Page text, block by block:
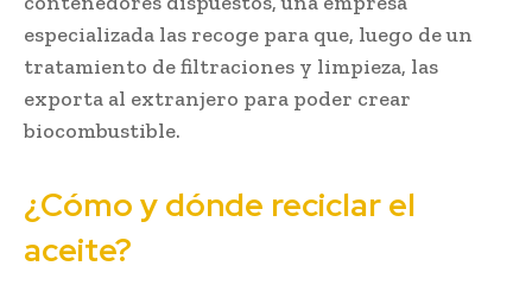
especializada las recoge para que, luego de un
tratamiento de filtraciones y limpieza, las
exporta al extranjero para poder crear
biocombustible.
¿Cómo y dónde reciclar el
aceite?